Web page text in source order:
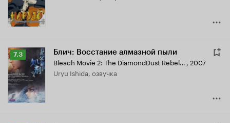
Рейтинг
Кинопоиска
7.3
7.3 Блич: Восстание алмазной пыли
Bleach Movie 2: The DiamondDust Rebellion - Mou Hitotsu no Hyourinmaru , 2007
Uryu Ishida, озвучка